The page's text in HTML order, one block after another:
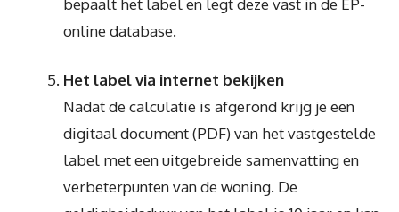
online database.
Het label via internet bekijken
Nadat de calculatie is afgerond krijg je een
digitaal document (PDF) van het vastgestelde
label met een uitgebreide samenvatting en
verbeterpunten van de woning. De